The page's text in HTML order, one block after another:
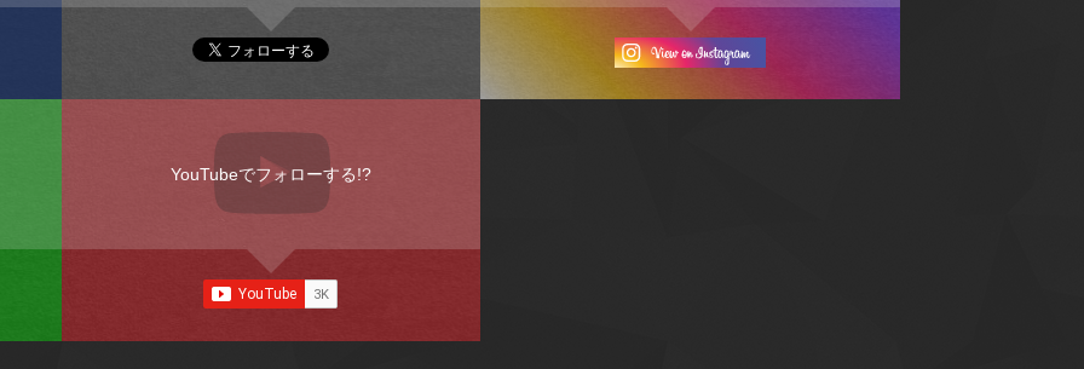
YouTubeでフォローする!?